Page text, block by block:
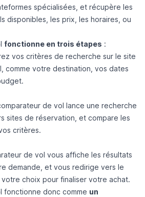
spécialisées, et récupère les
disponibles, les prix, les horaires, ou
fonctionne en trois étapes :
vos critères de recherche sur le site
comme votre destination, vos dates
de vol lance une recherche
sites de réservation, et compare les
critères.
de vol vous affiche les résultats
demande, et vous redirige vers le
choix pour finaliser votre achat.
fonctionne donc comme un